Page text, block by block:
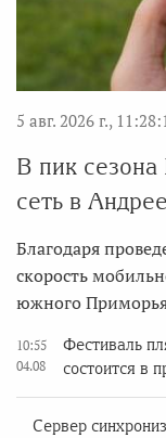
5 авг. 2026 г.,
В пик
сеть в
Благодаря
скорость
южного
10:55
04.08
Фестиваль
состоится в
Сервер